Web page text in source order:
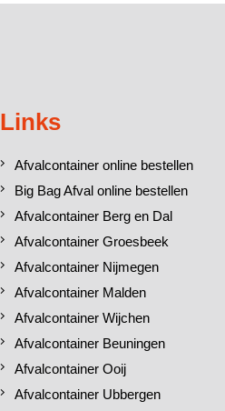
Links
Afvalcontainer online bestellen
Big Bag Afval online bestellen
Afvalcontainer Berg en Dal
Afvalcontainer Groesbeek
Afvalcontainer Nijmegen
Afvalcontainer Malden
Afvalcontainer Wijchen
Afvalcontainer Beuningen
Afvalcontainer Ooij
Afvalcontainer Ubbergen